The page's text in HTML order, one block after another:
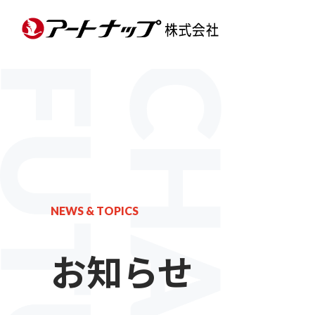
NEWS & TOPICS
お知らせ